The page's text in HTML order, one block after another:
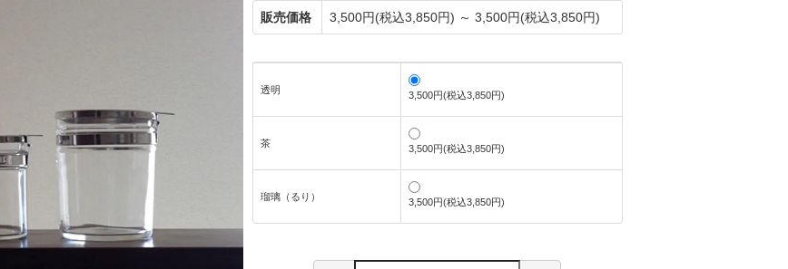
販売価格 3,500円(税込3,850円) ～ 3,500円(税込3,850円)
透明 3,500円(税込3,850円)
茶 3,500円(税込3,850円)
瑠璃（るり） 3,500円(税込3,850円)